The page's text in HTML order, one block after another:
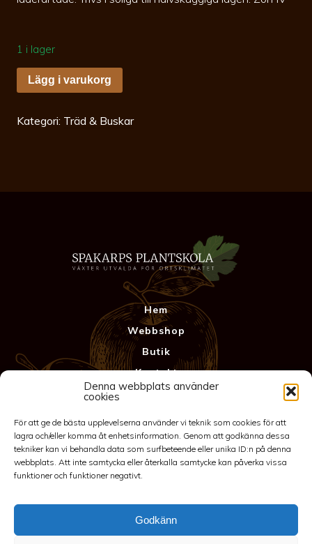
Denna webbplats använder
cookies
För att ge de bästa upplevelserna använder vi teknik som cookies för att
lagra och/eller komma åt enhetsinformation. Genom att godkänna dessa
tekniker kan vi behandla data som surfbeteende eller unika ID:n på denna
webbplats. Att inte samtycka eller återkalla samtycke kan påverka vissa
funktioner och funktioner negativt.
Godkänn
1 i lager
Quercus
Pontica
80-
Armenisk
Ek
Lägg i varukorg
Kategori: Träd & Buskar
Hem
Webbshop
Butik
Kontakt
Anläggning
Integritetspolicy